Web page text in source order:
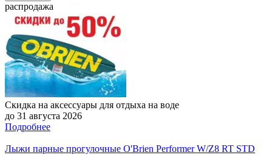
распродажа
Скидка на аксессуары для отдыха на воде
до 31 августа 2026
Подробнее
Лыжи парные прогулочные O'Brien Performer W/Z8 RT STD